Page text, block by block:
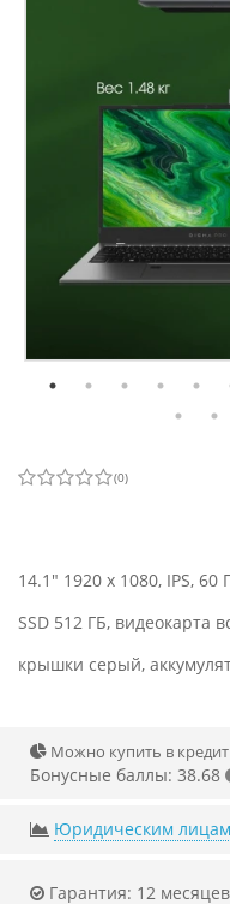
(0)
14.1" 1920 x 1080, IPS, 60
SSD 512 ГБ, видеокарта
крышки серый,
Можно купить в
Бонусные баллы: 38.68
Юридическим лицам
Гарантия: 12 месяцев